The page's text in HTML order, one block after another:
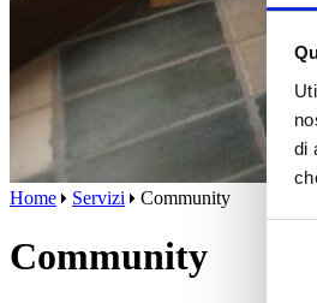
di
Home Servizi Community
Community